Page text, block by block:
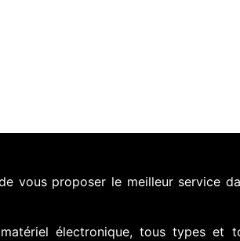
vous proposer le meilleur service
électronique, tous types et